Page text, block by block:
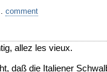
comment
allez les vieux.
daß die Italiener